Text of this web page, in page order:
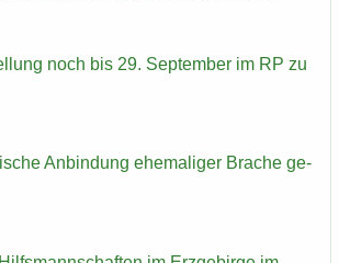
noch bis 29. Sep­tem­ber im RP zu
An­bin­dung ehe­ma­li­ger Bra­che ge­